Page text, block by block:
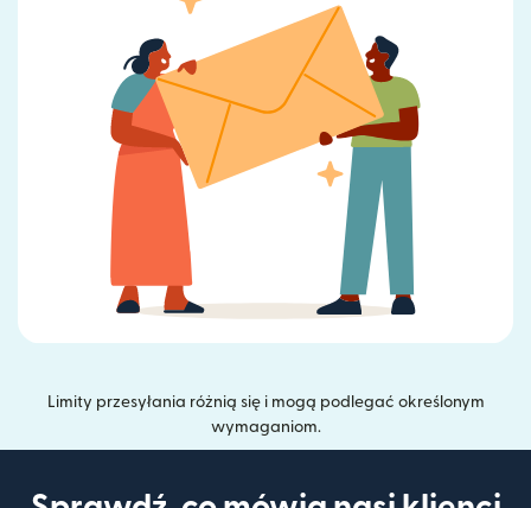
Limity przesyłania różnią się i mogą podlegać określonym
wymaganiom.